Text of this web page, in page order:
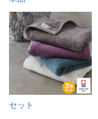
セット